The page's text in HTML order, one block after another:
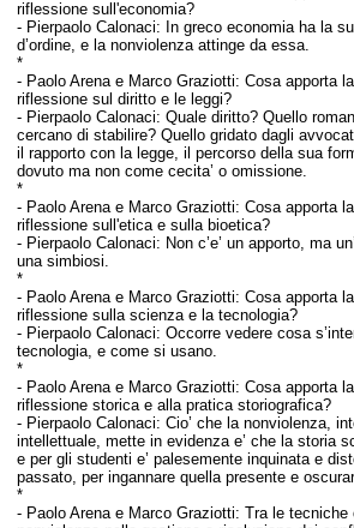
riflessione sull'economia?
- Pierpaolo Calonaci: In greco economia ha la
d’ordine, e la nonviolenza attinge da essa.
*
- Paolo Arena e Marco Graziotti: Cosa apporta
riflessione sul diritto e le leggi?
- Pierpaolo Calonaci: Quale diritto? Quello
cercano di stabilire? Quello gridato dagli
il rapporto con la legge, il percorso della sua
dovuto ma non come cecita’ o omissione.
*
- Paolo Arena e Marco Graziotti: Cosa apporta
riflessione sull'etica e sulla bioetica?
- Pierpaolo Calonaci: Non c’e’ un apporto, ma
una simbiosi.
*
- Paolo Arena e Marco Graziotti: Cosa apporta
riflessione sulla scienza e la tecnologia?
- Pierpaolo Calonaci: Occorre vedere cosa
tecnologia, e come si usano.
*
- Paolo Arena e Marco Graziotti: Cosa apporta
riflessione storica e alla pratica storiografica?
- Pierpaolo Calonaci: Cio’ che la nonviolenza,
intellettuale, mette in evidenza e’ che la storia
e per gli studenti e’ palesemente inquinata e
passato, per ingannare quella presente e
*
- Paolo Arena e Marco Graziotti: Tra le tecniche